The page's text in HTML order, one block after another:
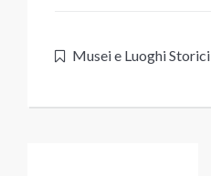
Musei e Luoghi Storici